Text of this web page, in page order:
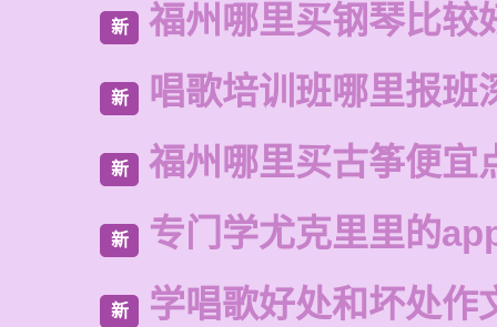
新 福州哪里买钢琴比较
新 唱歌培训班哪里报班
新 福州哪里买古筝便宜
新 专门学尤克里里的
新 学唱歌好处和坏处作